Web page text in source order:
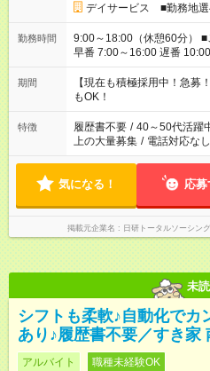
デイサービス ■勤務地選
勤務時間
9:00～18:00（休憩60分） ■ご希望があれば下記シフトもOK！
早番 7:00～16:00 遅番 10:00～19:00 「家族と
い」 「余裕を持って夕飯の
たくない」 など、ご希望を教えて
の方へ 今ご覧のお仕事で希
の勤務時間。 合計で週40
期間
【現在も積極採用中！急
もOK！
特徴 履歴書不要 / 40～50代活躍
上の大量募集 / 電話対応なし
気になる！ 応募
掲載元企業名 日研トータルソーシン
未読
シフトも柔軟♪自動化で
あり♪履歴書不要／すき家
アルバイト 職種未経験OK